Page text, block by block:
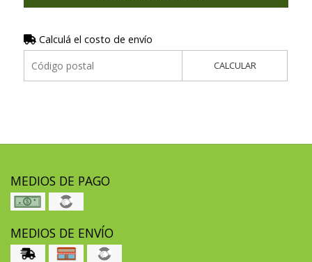
Calculá el costo de envío
CALCULAR
MEDIOS DE PAGO
MEDIOS DE ENVÍO